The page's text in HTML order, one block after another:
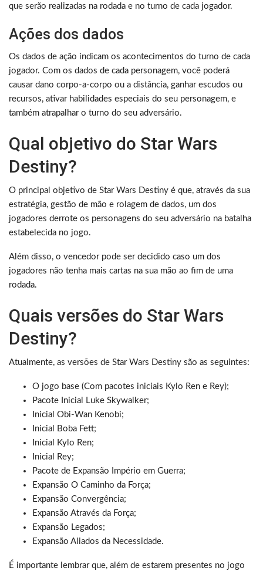
que serão realizadas na rodada e no turno de cada jogador.
Ações dos dados
Os dados de ação indicam os acontecimentos do turno de cada
jogador. Com os dados de cada personagem, você poderá
causar dano corpo-a-corpo ou a distância, ganhar escudos ou
recursos, ativar habilidades especiais do seu personagem, e
também atrapalhar o turno do seu adversário.
Qual objetivo do Star Wars
Destiny?
O principal objetivo de Star Wars Destiny é que, através da sua
estratégia, gestão de mão e rolagem de dados, um dos
jogadores derrote os personagens do seu adversário na batalha
estabelecida no jogo.
Além disso, o vencedor pode ser decidido caso um dos
jogadores não tenha mais cartas na sua mão ao fim de uma
rodada.
Quais versões do Star Wars
Destiny?
Atualmente, as versões de Star Wars Destiny são as seguintes:
O jogo base (Com pacotes iniciais Kylo Ren e Rey);
Pacote Inicial Luke Skywalker;
Inicial Obi-Wan Kenobi;
Inicial Boba Fett;
Inicial Kylo Ren;
Inicial Rey;
Pacote de Expansão Império em Guerra;
Expansão O Caminho da Força;
Expansão Convergência;
Expansão Através da Força;
Expansão Legados;
Expansão Aliados da Necessidade.
É importante lembrar que, além de estarem presentes no jogo